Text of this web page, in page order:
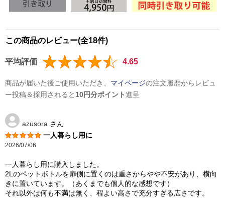
この商品のレビュー(全18件)
平均評価 4.65
商品が届いた後ご使用いただき、 マイページの注文履歴からレビュ
ー投稿＆採用されると 10円分ポイント進呈
azusora さん
一人暮らし用に
2026/07/06
一人暮らし用に購入しました。
2Lのペットボトルを扉側に置くのは重さからやや不安があり、横向
きに置いています。（あくまでも個人的な感想です）
それ以外は何も不満は無く、程よい高さで充分すぎる広さです。